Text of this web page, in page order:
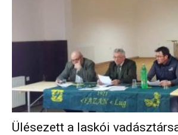
Ülésezett a laskói